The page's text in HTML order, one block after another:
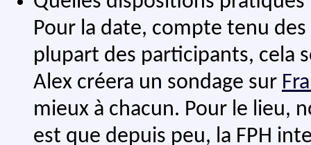
Pour la date, compte tenu
plupart des participants, cela
Alex créera un sondage sur
mieux à chacun. Pour le lieu,
est que depuis peu, la FPH